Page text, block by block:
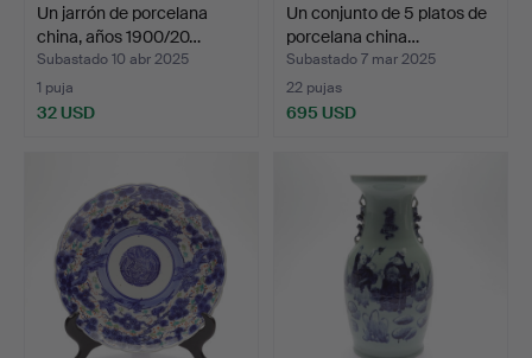
Un jarrón de porcelana
china, años 1900/20…
Subastado 10 abr 2025
1 puja
32 USD
Un conjunto de 5 platos de
porcelana china…
Subastado 7 mar 2025
22 pujas
695 USD